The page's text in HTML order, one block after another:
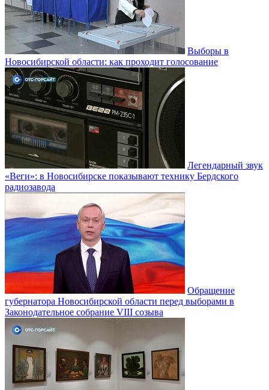
Выборы в
Новосибирской области: как проходит голосование
Легендарный звук
«Веги»: в Новосибирске показывают технику Бердского
радиозавода
Обращение
губернатора Новосибирской области перед выборами в
Законодательное собрание VIII созыва